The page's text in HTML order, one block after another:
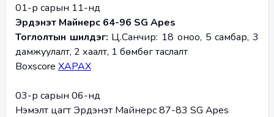
01-р сарын 11-нд
Эрдэнэт Майнерс 64-96 SG Apes
Тоглолтын шилдэг: Ц.Санчир: 18 оноо, 5 самбар, 3
дамжуулалт, 2 хаалт, 1 бөмбөг таслалт
Boxscore ХАРАХ
03-р сарын 06-нд
Нэмэлт цагт Эрдэнэт Майнерс 87-83 SG Apes